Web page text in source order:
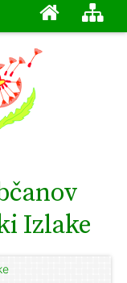
Izlake